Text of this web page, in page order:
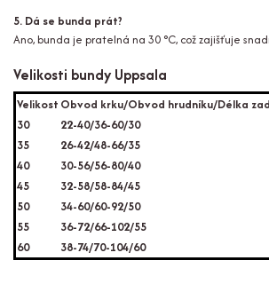
5. Dá se bunda prát?
Ano, bunda je pratelná na 30 °C, což zajišťuje
Velikosti bundy Uppsala
Velikost Obvod krku/Obvod hrudníku/Délka
30
22-40/36-60/30
35
26-42/48-66/35
40
30-56/56-80/40
45
32-58/58-84/45
50
34-60/60-92/50
55
36-72/66-102/55
60
38-74/70-104/60